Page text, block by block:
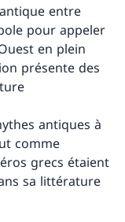
entre
pour appeler
en plein
présente des
antiques à
comme
grecs étaient
sa littérature